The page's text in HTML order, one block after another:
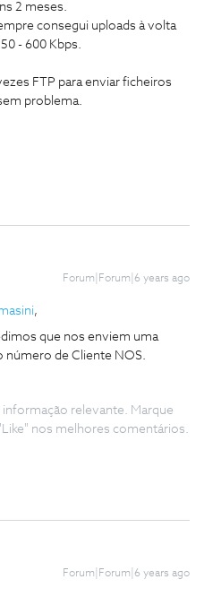
2 meses.
consegui uploads à volta
- 600 Kbps.
FTP para enviar ficheiros
problema.
Forum|Forum|6 years ago
,
que nos enviem uma
número de Cliente NOS.
relevante. Marque
nos melhores comentários.
Forum|Forum|6 years ago